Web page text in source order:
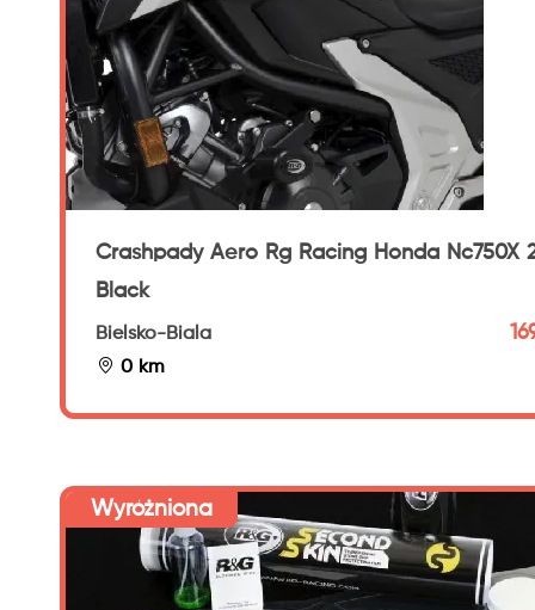
Crashpady Aero Rg Racing Honda Nc750X
Black
Bielsko-Biala
0 km
Wyróżniona